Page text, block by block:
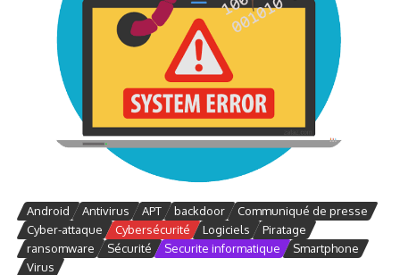
Android Antivirus APT backdoor
Communiqué de presse
Cyber-attaque
Cybersécurité Logiciels
Piratage
ransomware
Sécurité Securite informatique
Smartphone
Virus